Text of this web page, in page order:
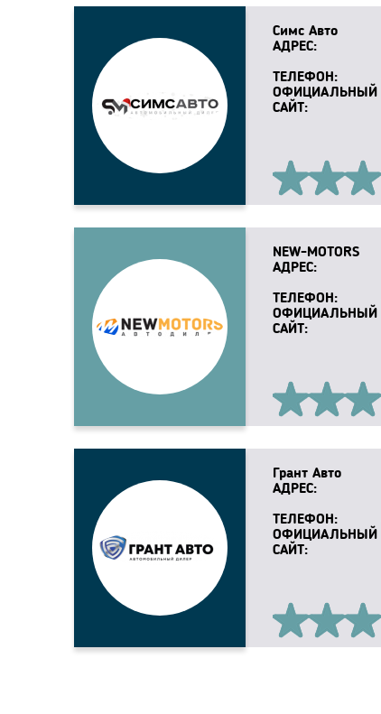
Симс Авто
АДРЕС:
ТЕЛЕФОН:
ОФИЦИАЛЬНЫЙ
САЙТ:
NEW-MOTORS
АДРЕС:
ТЕЛЕФОН:
ОФИЦИАЛЬНЫЙ
САЙТ:
Грант Авто
АДРЕС:
ТЕЛЕФОН:
ОФИЦИАЛЬНЫЙ
САЙТ: